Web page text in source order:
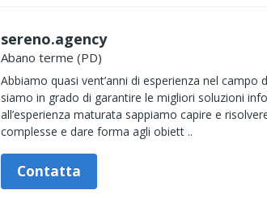
sereno.agency
Abano terme (PD)
Abbiamo quasi vent’anni di esperienza nel
siamo in grado di garantire le migliori soluzioni
all’esperienza maturata sappiamo capire e
complesse e dare forma agli obiett ..
Contatta